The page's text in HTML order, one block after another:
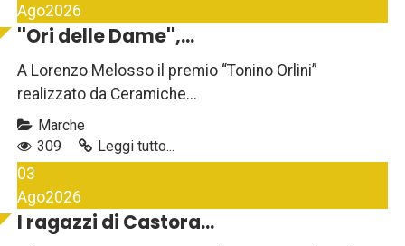
Ago2026
''Ori delle Dame'',...
A Lorenzo Melosso il premio “Tonino Orlini”
realizzato da Ceramiche...
Marche
309
Leggi tutto...
03
Ago2026
I ragazzi di Castora...